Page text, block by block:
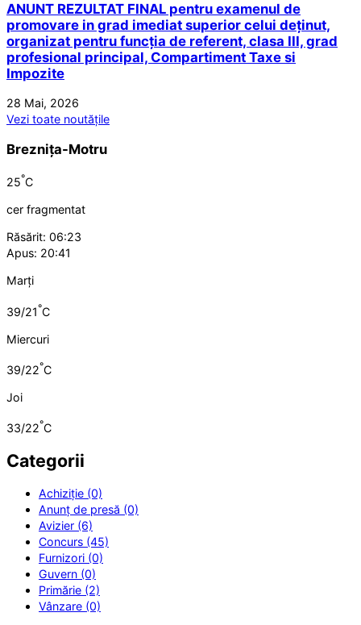
ANUNT REZULTAT FINAL pentru examenul de
promovare in grad imediat superior celui deținut,
organizat pentru funcția de referent, clasa III, grad
profesional principal, Compartiment Taxe si
Impozite
28 Mai, 2026
Vezi toate noutățile
Breznița-Motru
25°C
cer fragmentat
Răsărit: 06:23
Apus: 20:41
Marți
39/21°C
Miercuri
39/22°C
Joi
33/22°C
Categorii
Achiziție (0)
Anunț de presă (0)
Avizier (6)
Concurs (45)
Furnizori (0)
Guvern (0)
Primărie (2)
Vânzare (0)